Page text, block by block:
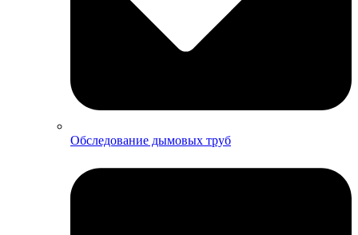
Обследование дымовых труб